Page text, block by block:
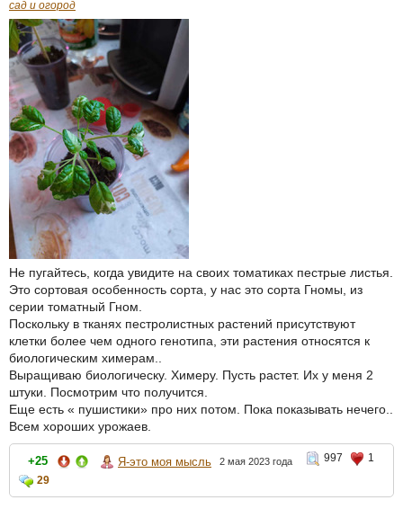
сад и огород
Не пугайтесь, когда увидите на своих томатиках пестрые листья.
Это сортовая особенность сорта, у нас это сорта Гномы, из
серии томатный Гном.
Поскольку в тканях пестролистных растений присутствуют
клетки более чем одного генотипа, эти растения относятся к
биологическим химерам..
Выращиваю биологическу. Химеру. Пусть растет. Их у меня 2
штуки. Посмотрим что получится.
Еще есть « пушистики» про них потом. Пока показывать нечего..
Всем хороших урожаев.
+25 Я-это моя мысль 2 мая 2023 года 997
1
29